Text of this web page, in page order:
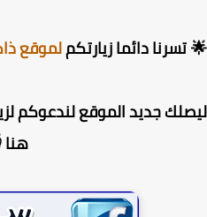
تسرنا دائما زيارتكملموقع
جديد الموقع لندعوكم
هنا 👇